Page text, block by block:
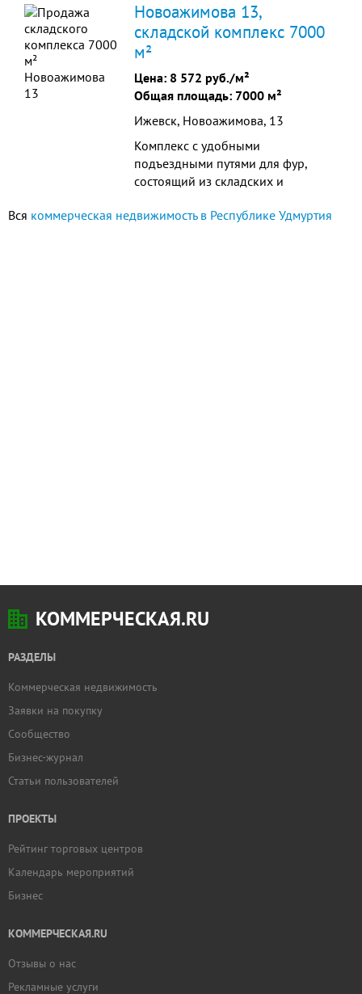
в собственности) общей площа...
Новоажимова 13,
складской комплекс 7000
м²
Цена: 8 572 руб./м²
Общая площадь: 7000 м²
Ижевск, Новоажимова, 13
Комплекс с удобными
подъездными путями для фур,
состоящий из складских и
Вся коммерческая недвижимость в Республике Удмуртия
КОММЕРЧЕСКАЯ.RU
РАЗДЕЛЫ
Коммерческая недвижимость
Заявки на покупку
Сообщество
Бизнес-журнал
Статьи пользователей
ПРОЕКТЫ
Рейтинг торговых центров
Календарь мероприятий
Бизнес
КОММЕРЧЕСКАЯ.RU
Отзывы о нас
Рекламные услуги